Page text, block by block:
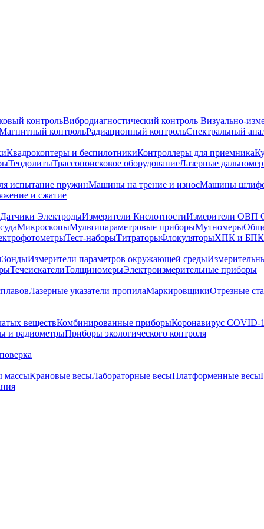
контрольВибродиагностический контроль Визуально-
контрольРадиационный контрольСпектральный
Квадрокоптеры и беспилотникиКонтроллеры для приемника
ТеодолитыТрассопоисковое оборудованиеЛазерные
испытание пружинМашины на трение и износМашины
и сжатие
Датчики ЭлектродыИзмерители КислотностиИзмерители ОВП
МикроскопыМультипараметровые приборыМутномеры
Тест-наборыТитраторыФлокуляторыХПК и БПК
ЗондыИзмерители параметров окружающей среды
ТечеискателиТолщиномерыЭлектроизмерительные приборы
Лазерные указатели пропилаМаркировщикиОтрезные
веществКомбинированные приборыКоронавирус COVID-
и радиометрыПриборы экологического контроля
массыКрановые весыЛабораторные весыПлатформенные весы